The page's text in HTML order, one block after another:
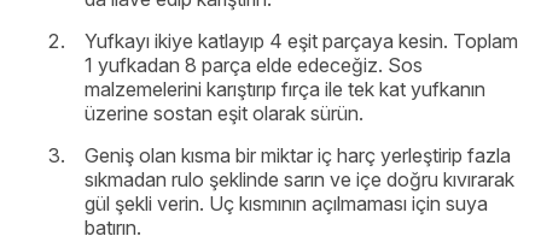
Yufkayı ikiye katlayıp 4 eşit parçaya kesin. Toplam
1 yufkadan 8 parça elde edeceğiz. Sos
malzemelerini karıştırıp fırça ile tek kat yufkanın
üzerine sostan eşit olarak sürün.
Geniş olan kısma bir miktar iç harç yerleştirip fazla
sıkmadan rulo şeklinde sarın ve içe doğru kıvırarak
gül şekli verin. Uç kısmının açılmaması için suya
batırın.